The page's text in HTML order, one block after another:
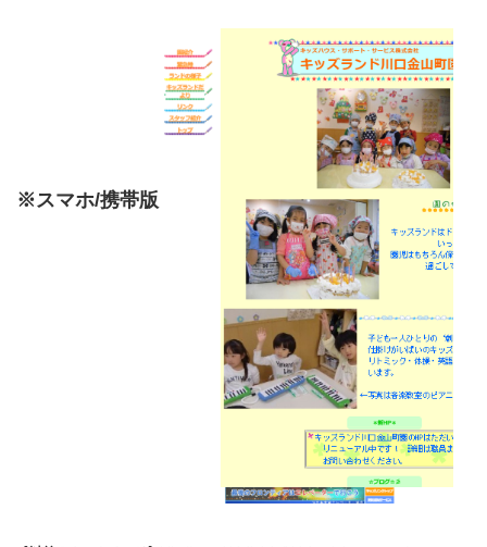
※スマホ/携帯版